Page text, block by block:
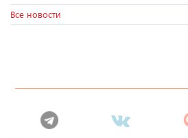
Все новости